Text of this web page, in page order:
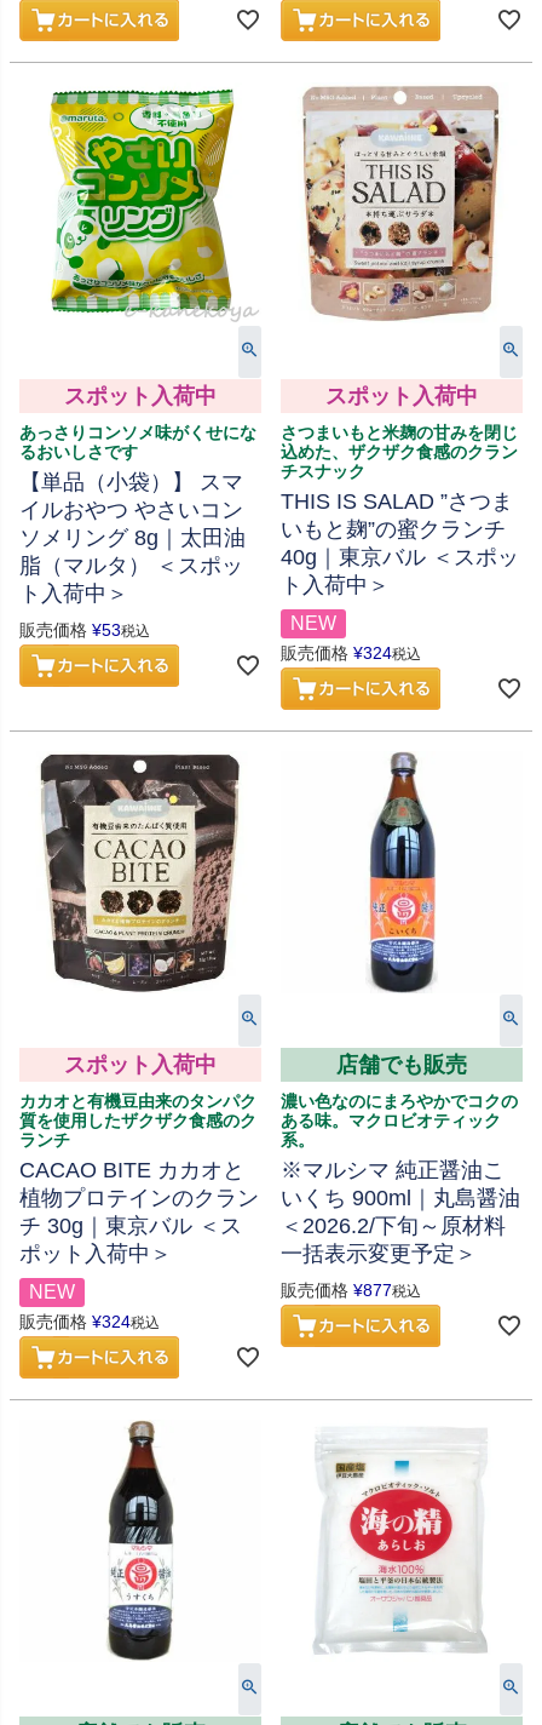
スポット入荷中
あっさりコンソメ味がくせにな
るおいしさです
【単品（小袋）】 スマ
イルおやつ やさいコン
ソメリング 8g｜太田油
脂（マルタ） ＜スポッ
ト入荷中＞
販売価格 ¥53税込
スポット入荷中
さつまいもと米麹の甘みを閉じ
込めた、ザクザク食感のクラン
チスナック
THIS IS SALAD ”さつま
いもと麹”の蜜クランチ
40g｜東京バル ＜スポッ
ト入荷中＞
NEW
販売価格 ¥324税込
スポット入荷中
カカオと有機豆由来のタンパク
質を使用したザクザク食感のク
ランチ
CACAO BITE カカオと
植物プロテインのクラン
チ 30g｜東京バル ＜ス
ポット入荷中＞
NEW
販売価格 ¥324税込
店舗でも販売
濃い色なのにまろやかでコクの
ある味。マクロビオティック
系。
※マルシマ 純正醤油こ
いくち 900ml｜丸島醤油
＜2026.2/下旬～原材料
一括表示変更予定＞
販売価格 ¥877税込